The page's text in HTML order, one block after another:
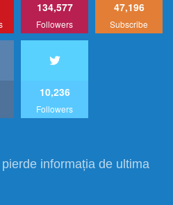
134,577
Followers
47,196
Subscribe
10,236
Followers
informația de ultima